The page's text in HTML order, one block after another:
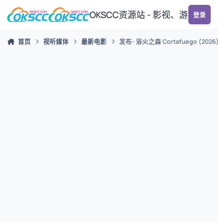
跳转到帖子
OKSCC资源站 - 影视、游戏、
登录
首页 视听媒体 最新电影 发布- 浴火之森 Cortafuego